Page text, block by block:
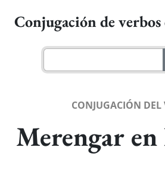
Conjugación de verbos
CONJUGACIÓN DEL
Merengar en